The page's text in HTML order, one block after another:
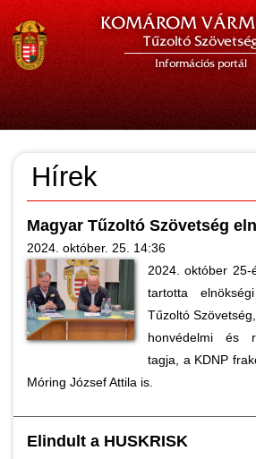
KOMÁROM
Tűzoltó
Információs portál
Hírek
Magyar Tűzoltó Szövetség
2024. október. 25. 14:36
2024. október 25-
tartotta
Tűzoltó
honvédelmi és
tagja, a KDNP
Móring József Attila is.
Elindult a HUSKRISK